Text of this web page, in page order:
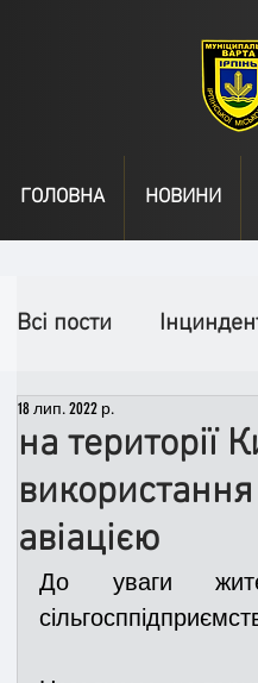
ГОЛОВНА НОВИНИ
Всі пости
День народження
Спільні заходи
Медицина
на території
авіацією
18 лип. 2022 р.
До уваги